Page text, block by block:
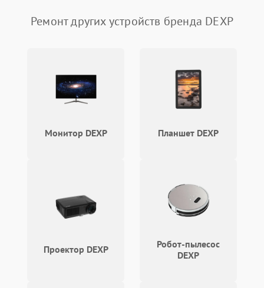
Ремонт других устройств бренда DEXP
Монитор DEXP Планшет DEXP
Проектор DEXP
Робот-пылесос
DEXP